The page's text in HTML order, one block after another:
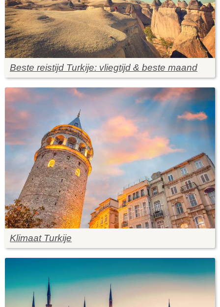
Beste reistijd Turkije: vliegtijd & beste maand
Klimaat Turkije